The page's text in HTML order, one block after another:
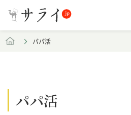
パパ活
パパ活